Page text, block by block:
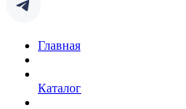
Главная
Каталог